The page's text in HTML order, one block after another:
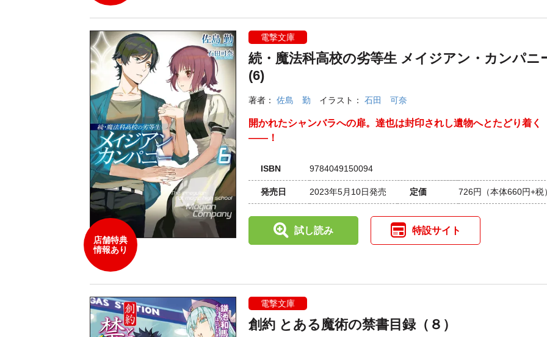
店舗特典
情報あり
電撃文庫
続・魔法科高校の劣等生 メイジアン・カンパニ
(6)
著者： 佐島 勤 イラスト： 石田 可奈
開かれたシャンバラへの扉。達也は封印されし遺物へとたどり着く
――！
ISBN 9784049150094
発売日 2023年5月10日発売 定価 726円 （本体660円+税
試し読み 特設サイト
電撃文庫
創約 とある魔術の禁書目録（８）